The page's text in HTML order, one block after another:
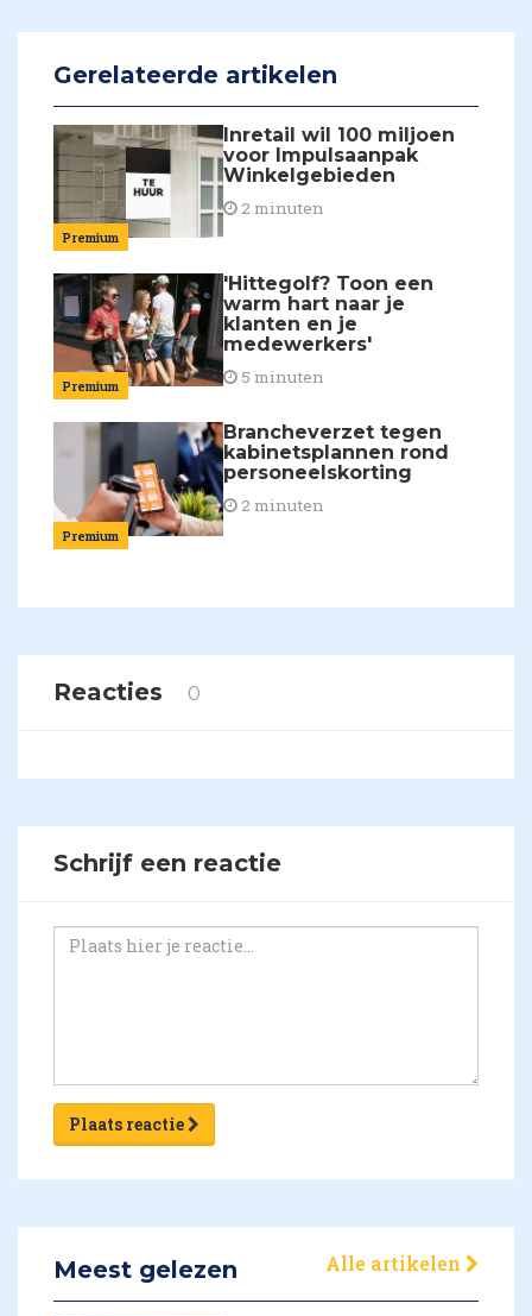
Gerelateerde artikelen
Premium
Inretail wil 100 miljoen
voor Impulsaanpak
Winkelgebieden
2 minuten
Premium
'Hittegolf? Toon een
warm hart naar je
klanten en je
medewerkers'
5 minuten
Premium
Brancheverzet tegen
kabinetsplannen rond
personeelskorting
2 minuten
Reacties 0
Schrijf een reactie
Plaats reactie
Meest gelezen Alle artikelen